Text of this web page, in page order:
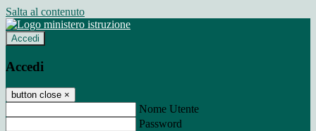
Salta al contenuto
Accedi
Accedi
button close ×
Nome Utente
Password